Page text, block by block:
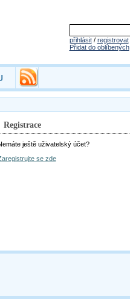
přihlásit/ registrovat
Přidat do oblíbených
Registrace
ještě uživatelský účet?
se zde